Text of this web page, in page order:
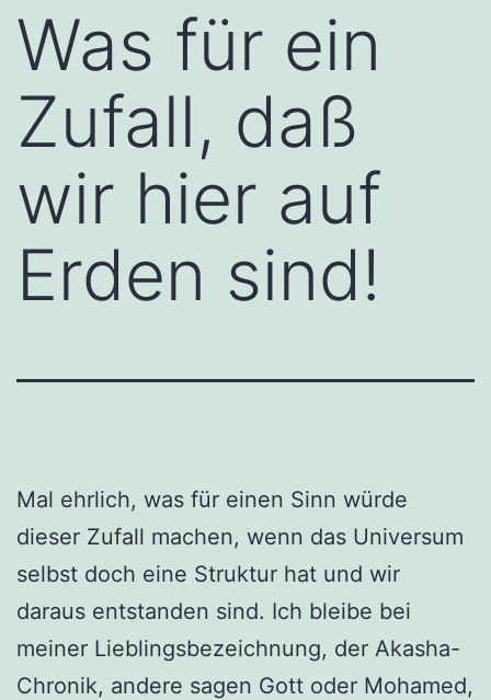
Was für ein
Zufall, daß
wir hier auf
Erden sind!
Mal ehrlich, was für einen Sinn würde
dieser Zufall machen, wenn das Universum
selbst doch eine Struktur hat und wir
daraus entstanden sind. Ich bleibe bei
meiner Lieblingsbezeichnung, der Akasha-
Chronik, andere sagen Gott oder Mohamed,